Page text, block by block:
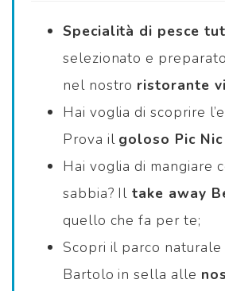
Specialità di pesce
selezionato e
nel nostro ristorante
Hai voglia di scoprire
Prova il goloso Pic Nic
Hai voglia di mangiare
sabbia? Il take away
quello che fa per te;
Scopri il parco naturale
Bartolo in sella alle